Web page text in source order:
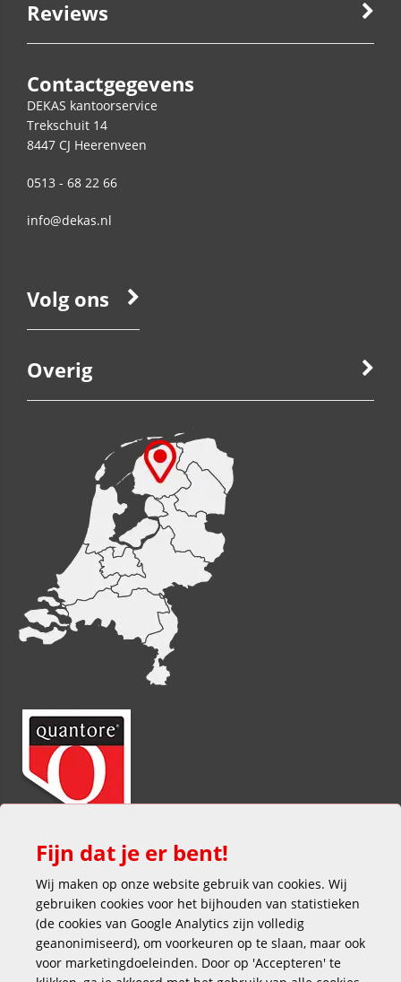
Reviews
Contactgegevens
DEKAS kantoorservice
Trekschuit 14
8447 CJ Heerenveen
0513 - 68 22 66
info@dekas.nl
Volg ons
Overig
Fijn dat je er bent!
Wij maken op onze website gebruik van cookies. Wij
gebruiken cookies voor het bijhouden van statistieken
(de cookies van Google Analytics zijn volledig
geanonimiseerd), om voorkeuren op te slaan, maar ook
voor marketingdoeleinden. Door op 'Accepteren' te